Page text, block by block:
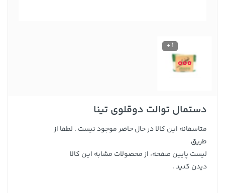
1 +
دستمال توالت دوقلوی تینا
متاسفانه این کالا در حال حاضر موجود نیست . لطفا از
طریق
لیست پایین صفحه، از محصولات مشابه این کالا
دیدن کنید .